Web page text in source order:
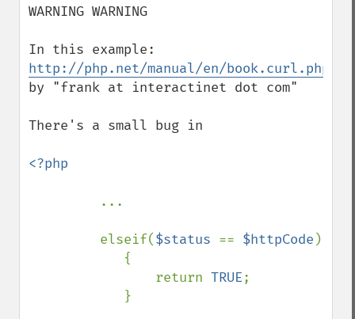
WARNING WARNING
http://php.net/manual/en/
by "frank at interactinet dot com"
There's a small bug in
<?php
...
         elseif(
$status == $httpCode )
                return
TRUE;